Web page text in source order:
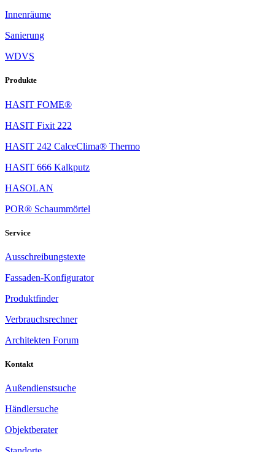
Innenräume
Sanierung
WDVS
Produkte
HASIT FOME®
HASIT Fixit 222
HASIT 242 CalceClima® Thermo
HASIT 666 Kalkputz
HASOLAN
POR® Schaummörtel
Service
Ausschreibungstexte
Fassaden-Konfigurator
Produktfinder
Verbrauchsrechner
Architekten Forum
Kontakt
Außendienstsuche
Händlersuche
Objektberater